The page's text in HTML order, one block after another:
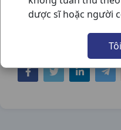
dược sĩ hoặc người
Nhóm hàng:
Chia sẻ qua mạng xã